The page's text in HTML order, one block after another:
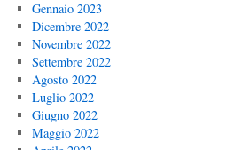
Gennaio 2023
Dicembre 2022
Novembre 2022
Settembre 2022
Agosto 2022
Luglio 2022
Giugno 2022
Maggio 2022